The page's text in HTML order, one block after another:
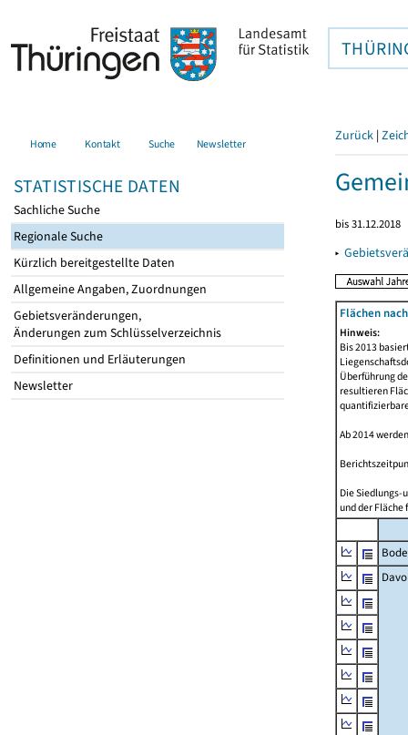
Home Kontakt Suche Newsletter
STATISTISCHE DATEN
Sachliche Suche
Regionale Suche
Kürzlich bereitgestellte Daten
Allgemeine Angaben, Zuordnungen
Gebietsveränderungen,
Änderungen zum Schlüsselverzeichnis
Definitionen und Erläuterungen
Newsletter
Zurück |
bis 31.12.2018
▸
Flächen
Hinweis:
Bis 2013
Überführung
resultieren
Ab 2014
Die Siedlungs-
und der Fläche